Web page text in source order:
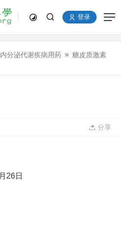
登录
内分泌代谢疾病用药
糖皮质激素
分享
26日